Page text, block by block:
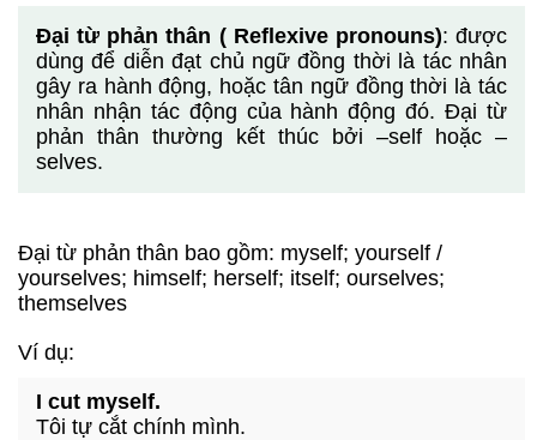
Đại từ phản thân ( Reflexive pronouns): được
dùng để diễn đạt chủ ngữ đồng thời là tác nhân
gây ra hành động, hoặc tân ngữ đồng thời là tác
nhân nhận tác động của hành động đó. Đại từ
phản thân thường kết thúc bởi –self hoặc –
selves.
Đại từ phản thân bao gồm: myself; yourself /
yourselves; himself; herself; itself; ourselves;
themselves
Ví dụ:
I cut myself.
Tôi tự cắt chính mình.